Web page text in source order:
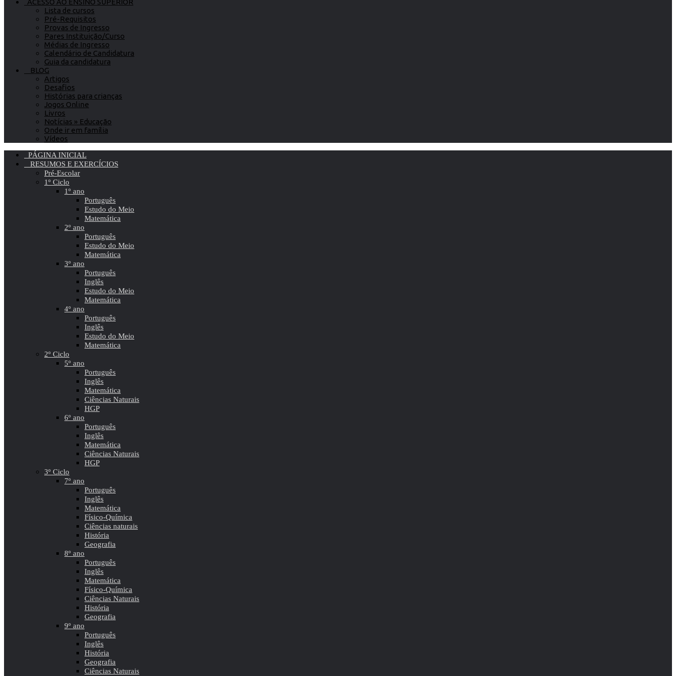
ACESSO AO ENSINO SUPERIOR
Lista de cursos
Pré-Requisitos
Provas de Ingresso
Pares Instituição/Curso
Médias de Ingresso
Calendário de Candidatura
Guia da candidatura
BLOG
Artigos
Desafios
Histórias para crianças
Jogos Online
Livros
Notícias » Educação
Onde ir em família
Vídeos
PÁGINA INICIAL
RESUMOS E EXERCÍCIOS
Pré-Escolar
1º Ciclo
1º ano
Português
Estudo do Meio
Matemática
2º ano
Português
Estudo do Meio
Matemática
3º ano
Português
Inglês
Estudo do Meio
Matemática
4º ano
Português
Inglês
Estudo do Meio
Matemática
2º Ciclo
5º ano
Português
Inglês
Matemática
Ciências Naturais
HGP
6º ano
Português
Inglês
Matemática
Ciências Naturais
HGP
3º Ciclo
7º ano
Português
Inglês
Matemática
Físico-Química
Ciências naturais
História
Geografia
8º ano
Português
Inglês
Matemática
Físico-Química
Ciências Naturais
História
Geografia
9º ano
Português
Inglês
História
Geografia
Ciências Naturais